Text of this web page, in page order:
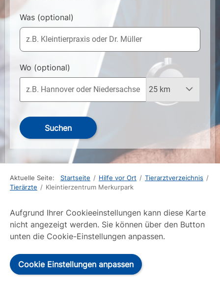
Was (optional)
Wo (optional)
Suchen
Aktuelle Seite: Startseite / Hilfe vor Ort / Tierarztverzeichnis /
Tierärzte / Kleintierzentrum Merkurpark
Aufgrund Ihrer Cookieeinstellungen kann diese Karte
nicht angezeigt werden. Sie können über den Button
unten die Cookie-Einstellungen anpassen.
Cookie Einstellungen anpassen